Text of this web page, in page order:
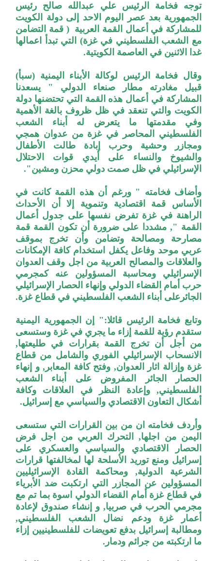
توجه فخامة الرئيس علي عبدالله صالح رئيس
الجمهورية بعد عصر اليوم الاحد إلى دولة الكويت
للمشاركة في أعمال القمة العربية ( قمة التضامن
مع الشعب الفلسطيني في غزة) التي تبدأ اعمالها
غدا الاثنين في العاصمة الكويتية.
وقال فخامة الرئيس لوكالة الأبناء اليمنية (سبأ)
قبيل مغادرته مطار صنعاء الدولي " يسعدنا
المشاركة في أعمال هذه القمة التي تحتضنها دولة
الكويت والتي تنعقد في ظل ظروف بالغة الأهمية
وفي مقدمتها ما يتعرض له أبناء الشعب
الفلسطيني المحاصر في غزة من عدوان همجي
ومجازر وحشية وحرب إبادة طالت الأطفال
والشيوخ والنساء على أيدي قوات الاحتلال
الإسرائيلي في ظل صمت دولي محزن ومشين".
وأضاف فخامته " ورغم أن هذه القمة كانت في
الأساس قمة اقتصادية وتنموية إلا أن الأحداث
الراهنة في غزة تفرض نفسها على جدول أعمال
القمة ", مشددا على ضرورة أن تكون القمة قمة
مصارحة ومصالحة وتضامن وأن تخرج بموقف
عربي موحد وفاعل يكفل استخدام كافة الإمكانات
والعلاقات والمصالح العربية من اجل وقف العدوان
الإسرائيلي ومحاسبة المسؤولين عنه كمجرمي
حرب أمام القضاء الدولي وإنهاء الحصار الإسرائيلي
الجائرعلى أبناء الشعب الفلسطيني في قطاع غزة.
وتابع فخامة الرئيس قائلا:" إن الجمهورية اليمنية
ستقدم رؤية للقمة إزاء ما يجري في غزة وستسعى
من أجل أن تخرج القمة بقرارات في طليعتها,
الانسحاب الإسرائيلي الفوري والشامل من قطاع
غزة وإزالة اثار العدوان, وفتح كافة المعابر, و إنهاء
الحصار الجائر المفروض على أبناء الشعب
الفلسطيني, وإعادة النظر في العلاقات وكافة
أشكال التعاون الاقتصادي والسياسي مع إسرائيل.
وأردف فخامته ان من بين القرارات التي ستسعى
اليمن من اجلها, التحرك العربي من اجل فرض
الحصار الاقتصادي والسياسي والعسكري على
إسرائيل ومنع توريد الأسلحة لها لمخالفتها قرارات
الشرعية الدولية, ومحاكمة القادة الإسرائيليين
المسؤولين عن المجازر التي ارتكبت ضد الأبرياء
في قطاع غزة أمام القضاء الدولي اسوة بما تم مع
مجرمي الحرب في صربيا, و إنشاء صندوق لإعادة
أعمار غزة ودعم نضال الشعب الفلسطيني,
ومطالبة إسرائيل بدفع تعويضات للفلسطينيين إزاء
ما ارتكبته من جرائم ودمار.